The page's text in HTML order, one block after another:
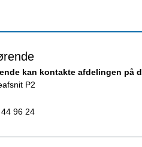
kan kontakte afdelingen på
P2
96 24